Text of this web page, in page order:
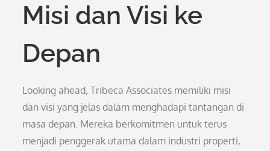
Misi dan Visi ke
Depan
Looking ahead, Tribeca Associates memiliki misi
dan visi yang jelas dalam menghadapi tantangan di
masa depan. Mereka berkomitmen untuk terus
menjadi penggerak utama dalam industri properti,